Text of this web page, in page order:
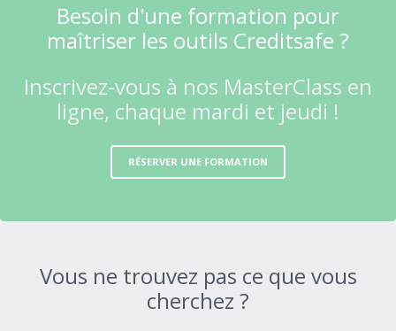
Besoin d'une formation pour
maîtriser les outils Creditsafe ?
Inscrivez-vous à nos MasterClass en
ligne, chaque mardi et jeudi !
RÉSERVER UNE FORMATION
Vous ne trouvez pas ce que vous
cherchez ?